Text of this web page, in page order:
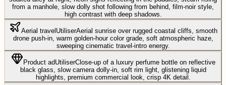
from a manhole, slow dolly shot following from behind, film-noir style,
high contrast with deep shadows.
Aerial travelUtiliserAerial sunrise over rugged coastal cliffs, smooth
drone push-in, warm golden-hour color grade, soft atmospheric haze,
sweeping cinematic travel-intro energy.
Product adUtiliserClose-up of a luxury perfume bottle on reflective
black glass, slow camera dolly-in, soft rim light, glistening liquid
highlights, premium commercial look, crisp 4K detail.